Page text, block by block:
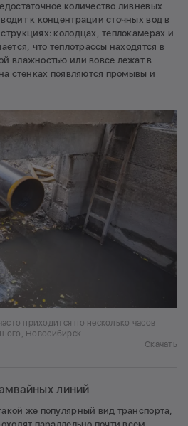
количество ливневых
к концентрации сточных вод в
колодцах, теплокамерах и
что теплотрассы находятся в
влажностью или вовсе лежат в
стенках появляются промывы и
приходится по несколько часов
Новосибирск
Скачать
линий
же популярный вид транспорта,